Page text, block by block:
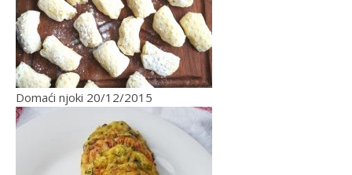
Domaći njoki 20/12/2015